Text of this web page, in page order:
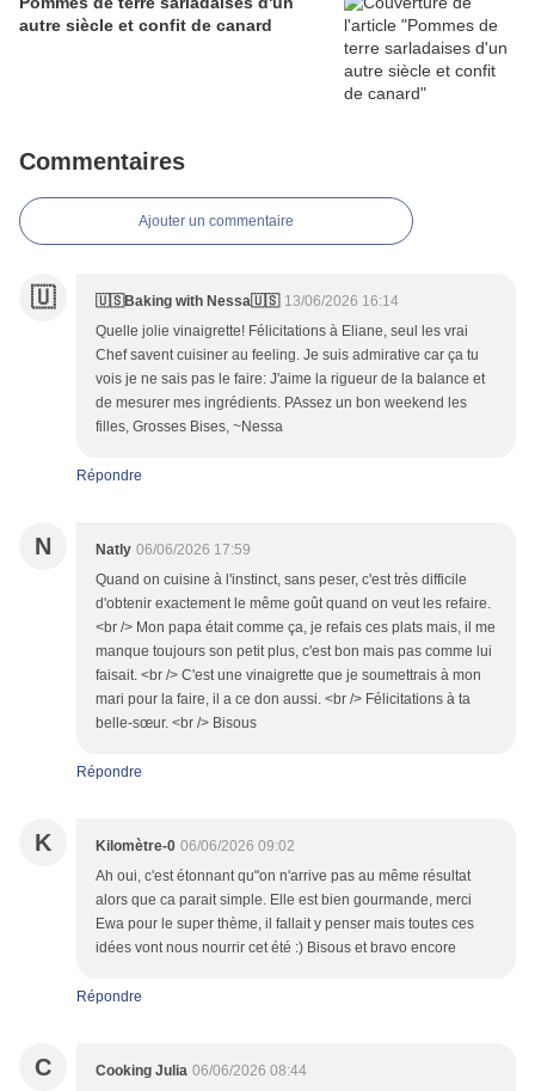
autre siècle et confit de canard
Commentaires
Ajouter un commentaire
🇺 🇺🇸Baking with Nessa🇺🇸 13/06/2026 16:14
Quelle jolie vinaigrette! Félicitations à Eliane, seul les vrai
Chef savent cuisiner au feeling. Je suis admirative car ça tu
vois je ne sais pas le faire: J'aime la rigueur de la balance et
de mesurer mes ingrédients. PAssez un bon weekend les
filles, Grosses Bises, ~Nessa
Répondre
N Natly 06/06/2026 17:59
Quand on cuisine à l'instinct, sans peser, c'est très difficile
d'obtenir exactement le même goût quand on veut les refaire.
<br /> Mon papa était comme ça, je refais ces plats mais, il me
manque toujours son petit plus, c'est bon mais pas comme lui
faisait. <br /> C'est une vinaigrette que je soumettrais à mon
mari pour la faire, il a ce don aussi. <br /> Félicitations à ta
belle-sœur. <br /> Bisous
Répondre
K Kilomètre-0 06/06/2026 09:02
Ah oui, c'est étonnant qu"on n'arrive pas au même résultat
alors que ca parait simple. Elle est bien gourmande, merci
Ewa pour le super thème, il fallait y penser mais toutes ces
idées vont nous nourrir cet été :) Bisous et bravo encore
Répondre
C Cooking Julia 06/06/2026 08:44